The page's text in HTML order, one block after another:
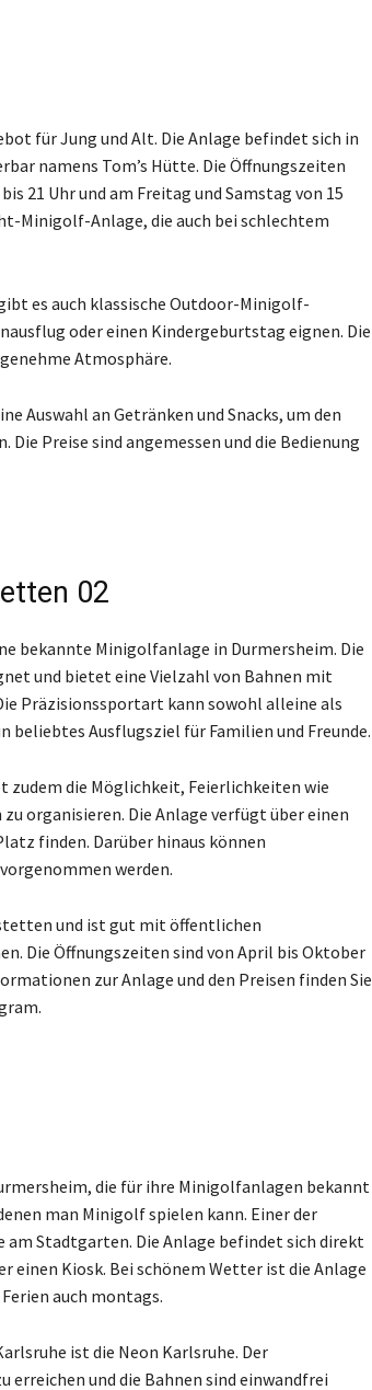
für Jung und Alt. Die Anlage befindet sich in
namens Tom’s Hütte. Die Öffnungszeiten
21 Uhr und am Freitag und Samstag von 15
Minigolf-Anlage, die auch bei schlechtem
es auch klassische Outdoor-Minigolf-
oder einen Kindergeburtstag eignen. Die
Atmosphäre.
Auswahl an Getränken und Snacks, um den
Preise sind angemessen und die Bedienung
02
bekannte Minigolfanlage in Durmersheim. Die
und bietet eine Vielzahl von Bahnen mit
Präzisionssportart kann sowohl alleine als
beliebtes Ausflugsziel für Familien und Freunde.
die Möglichkeit, Feierlichkeiten wie
organisieren. Die Anlage verfügt über einen
finden. Darüber hinaus können
werden.
und ist gut mit öffentlichen
Die Öffnungszeiten sind von April bis Oktober
zur Anlage und den Preisen finden Sie
die für ihre Minigolfanlagen bekannt
man Minigolf spielen kann. Einer der
Stadtgarten. Die Anlage befindet sich direkt
einen Kiosk. Bei schönem Wetter ist die Anlage
auch montags.
ist die Neon Karlsruhe. Der
und die Bahnen sind einwandfrei